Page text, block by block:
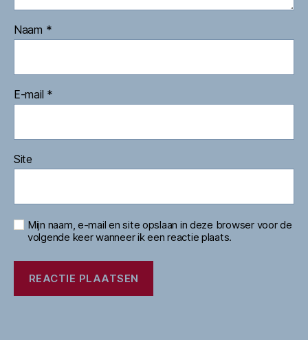
Naam *
E-mail *
Site
Mijn naam, e-mail en site opslaan in deze browser voor de
volgende keer wanneer ik een reactie plaats.